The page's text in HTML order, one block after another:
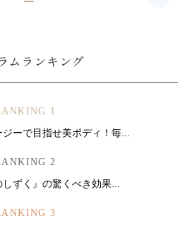
ムランキング
1
ジーで目指せ美ボディ！毎...
2
しずく』の驚くべき効果...
3